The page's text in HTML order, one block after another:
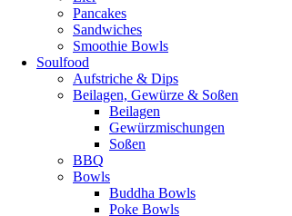
Pancakes
Sandwiches
Smoothie Bowls
Soulfood
Aufstriche & Dips
Beilagen, Gewürze & Soßen
Beilagen
Gewürzmischungen
Soßen
BBQ
Bowls
Buddha Bowls
Poke Bowls